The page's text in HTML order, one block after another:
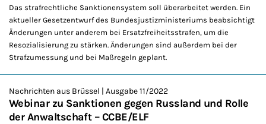
Das strafrechtliche Sanktionensystem soll überarbeitet werden. Ein
aktueller Gesetzentwurf des Bundesjustizministeriums beabsichtigt
Änderungen unter anderem bei Ersatzfreiheitsstrafen, um die
Resozialisierung zu stärken. Änderungen sind außerdem bei der
Strafzumessung und bei Maßregeln geplant.
Nachrichten aus Brüssel | Ausgabe 11/2022
Webinar zu Sanktionen gegen Russland und Rolle
der Anwaltschaft – CCBE/ELF